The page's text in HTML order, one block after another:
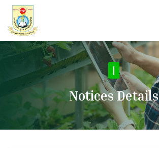
No |
Notices Details